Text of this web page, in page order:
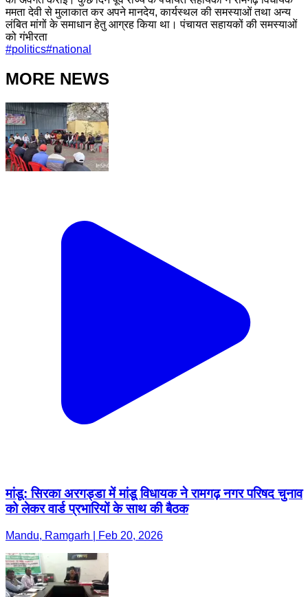
ममता देवी से मुलाकात कर अपने मानदेय, कार्यस्थल की समस्याओं तथा अन्य
लंबित मांगों के समाधान हेतु आग्रह किया था। पंचायत सहायकों की समस्याओं
को गंभीरता
#politics#national
MORE NEWS
मांडू: सिरका अरगड्डा में मांडू विधायक ने रामगढ़ नगर परिषद चुनाव
को लेकर वार्ड प्रभारियों के साथ की बैठक
Mandu, Ramgarh | Feb 20, 2026